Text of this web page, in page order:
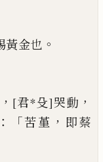
黃金也 。
， [君*殳]哭動 ，
：「苦堇 ， 即蔡